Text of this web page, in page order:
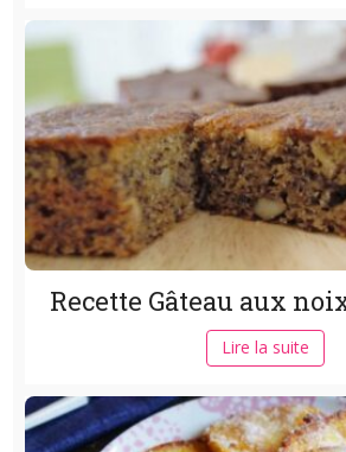
Recette Gâteau aux
Lire la suite